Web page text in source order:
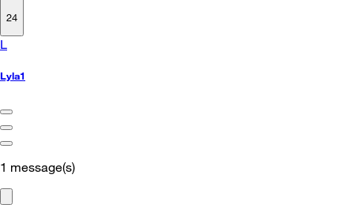
24
L
Lyla1
1 message(s)